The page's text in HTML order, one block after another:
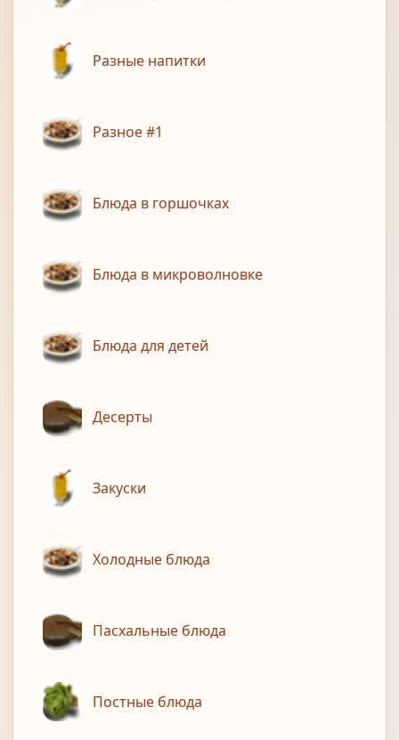
Разные напитки
Разное #1
Блюда в горшочках
Блюда в микроволновке
Блюда для детей
Десерты
Закуски
Холодные блюда
Пасхальные блюда
Постные блюда